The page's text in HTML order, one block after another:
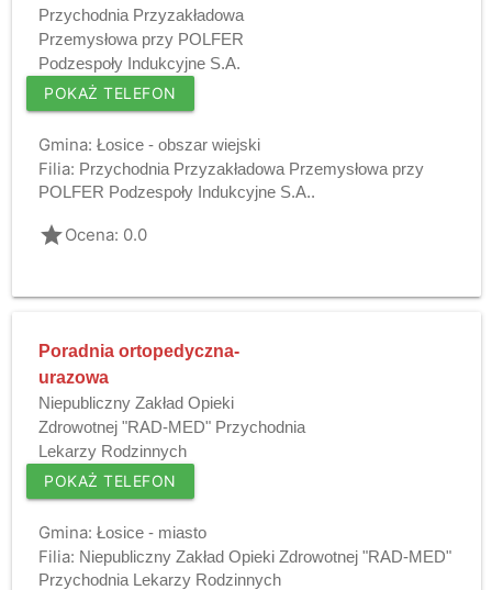
Przychodnia Przyzakładowa
Przemysłowa przy POLFER
Podzespoły Indukcyjne S.A.
POKAŻ TELEFON
Gmina: Łosice - obszar wiejski
Filia: Przychodnia Przyzakładowa Przemysłowa przy
POLFER Podzespoły Indukcyjne S.A..
gradeOcena: 0.0
Poradnia ortopedyczna-
urazowa
Niepubliczny Zakład Opieki
Zdrowotnej "RAD-MED" Przychodnia
Lekarzy Rodzinnych
POKAŻ TELEFON
Gmina: Łosice - miasto
Filia: Niepubliczny Zakład Opieki Zdrowotnej "RAD-MED"
Przychodnia Lekarzy Rodzinnych